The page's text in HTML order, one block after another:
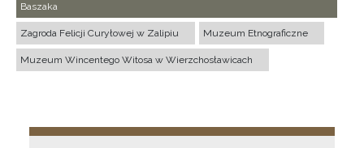
Baszaka
Zagroda Felicji Curyłowej w Zalipiu Muzeum Etnograficzne
Muzeum Wincentego Witosa w Wierzchosławicach